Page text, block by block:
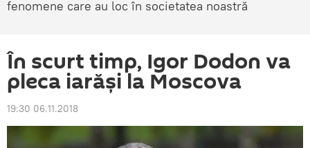
fenomene care au loc în societatea noastră
În scurt timp, Igor Dodon va
pleca iarăși la Moscova
19:30 06.11.2018